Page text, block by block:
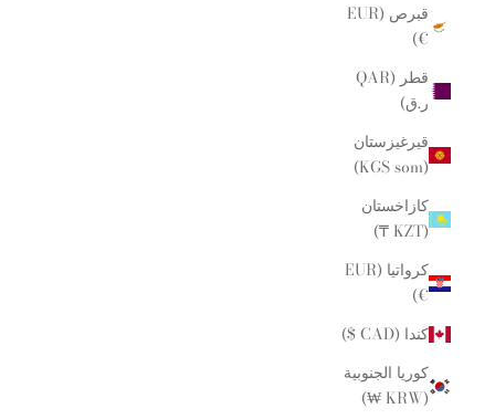
قبرص (EUR
€)
قطر (QAR
ر.ق)
قيرغيزستان
(KGS som)
كازاخستان
(KZT ₸)
كرواتيا (EUR
€)
كندا (CAD $)
كوريا الجنوبية
(KRW ₩)